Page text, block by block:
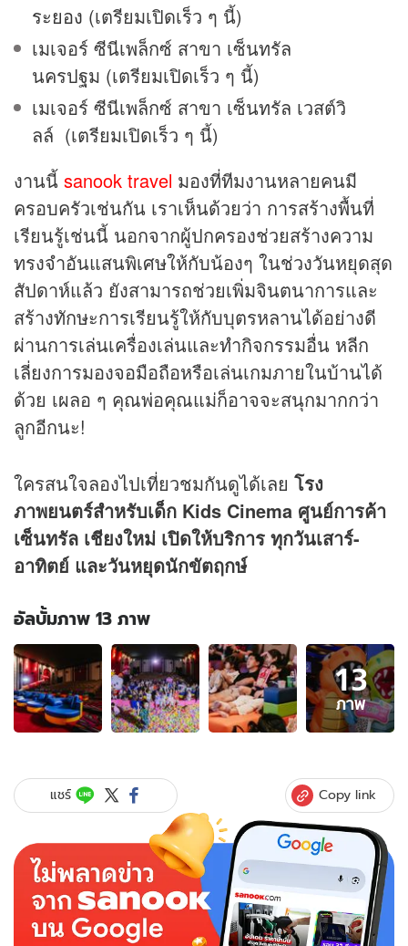
ระยอง (เตรียมเปิดเร็ว ๆ นี้)
เมเจอร์ ซีนีเพล็กซ์ สาขา เซ็นทรัล
นครปฐม (เตรียมเปิดเร็ว ๆ นี้)
เมเจอร์ ซีนีเพล็กซ์ สาขา เซ็นทรัล เวสต์วิ
ลล์ (เตรียมเปิดเร็ว ๆ นี้)
งานนี้ sanook travel มองที่ทีมงานหลายคนมี
ครอบครัวเช่นกัน เราเห็นด้วยว่า การสร้างพื้นที่
เรียนรู้เช่นนี้ นอกจากผู้ปกครองช่วยสร้างความ
ทรงจำอันแสนพิเศษให้กับน้องๆ ในช่วงวันหยุดสุด
สัปดาห์แล้ว ยังสามารถช่วยเพิ่มจินตนาการและ
สร้างทักษะการเรียนรู้ให้กับบุตรหลานได้อย่างดี
ผ่านการเล่นเครื่องเล่นและทำกิจกรรมอื่น หลีก
เลี่ยงการมองจอมือถือหรือเล่นเกมภายในบ้านได้
ด้วย เผลอ ๆ คุณพ่อคุณแม่ก็อาจจะสนุกมากกว่า
ลูกอีกนะ!
ใครสนใจลองไปเที่ยวชมกันดูได้เลย โรง
ภาพยนตร์สำหรับเด็ก Kids Cinema ศูนย์การค้า
เซ็นทรัล เชียงใหม่ เปิดให้บริการ ทุกวันเสาร์-
อาทิตย์ และวันหยุดนักขัตฤกษ์
อัลบั้มภาพ 13 ภาพ
อัลบั้ม
ภาพ
13
ภาพ
ของ
ครอบครัว
แห่ง
Kids
Cinema
เปิด
โลก
จินตนาการ
13
ภาพ
แชร์ Copy link